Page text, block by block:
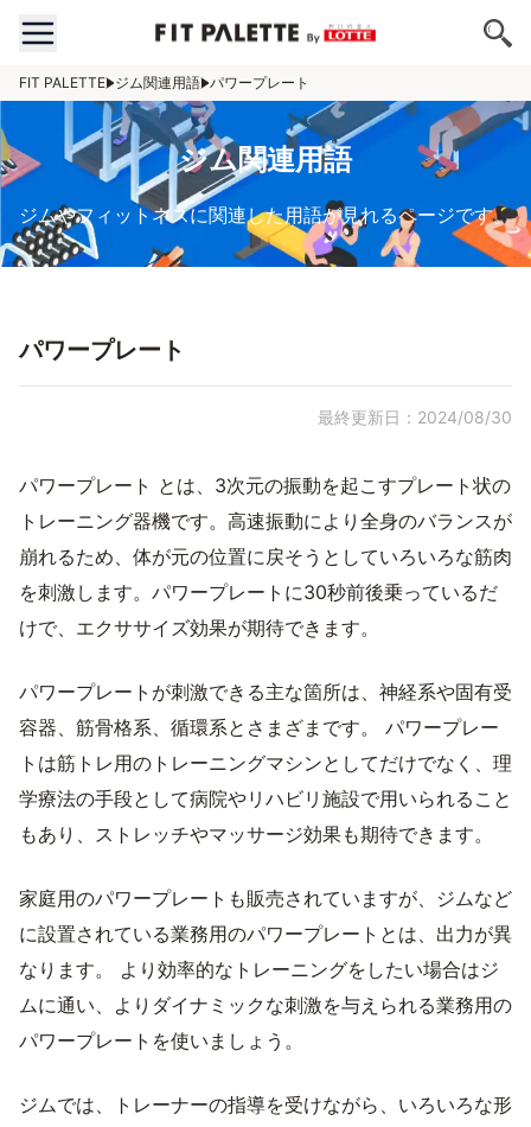
FIT PALETTE ジム関連用語 パワープレート
ジム関連用語
ジムやフィットネスに関連した用語が見れるページです。
パワープレート
最終更新日：2024/08/30
パワープレート とは、3次元の振動を起こすプレート状の
トレーニング器機です。高速振動により全身のバランスが
崩れるため、体が元の位置に戻そうとしていろいろな筋肉
を刺激します。パワープレートに30秒前後乗っているだ
けで、エクササイズ効果が期待できます。
パワープレートが刺激できる主な箇所は、神経系や固有受
容器、筋骨格系、循環系とさまざまです。 パワープレー
トは筋トレ用のトレーニングマシンとしてだけでなく、理
学療法の手段として病院やリハビリ施設で用いられること
もあり、ストレッチやマッサージ効果も期待できます。
家庭用のパワープレートも販売されていますが、ジムなど
に設置されている業務用のパワープレートとは、出力が異
なります。 より効率的なトレーニングをしたい場合はジ
ムに通い、よりダイナミックな刺激を与えられる業務用の
パワープレートを使いましょう。
ジムでは、トレーナーの指導を受けながら、いろいろな形